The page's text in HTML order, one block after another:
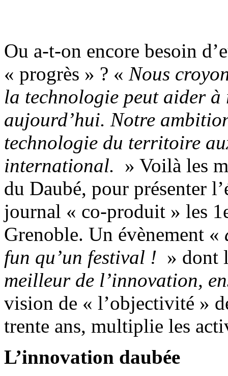
Ou a-t-on encore besoin
« progrès » ? « Nous
la technologie peut aider à
aujourd’hui. Notre
technologie du territoire
international. » Voilà les
du Daubé, pour présenter
journal « co-produit » les
Grenoble. Un évènement «
fun qu’un festival ! » dont
meilleur de l’innovation,
vision de « l’objectivité »
trente ans, multiplie les
L’innovation daubée